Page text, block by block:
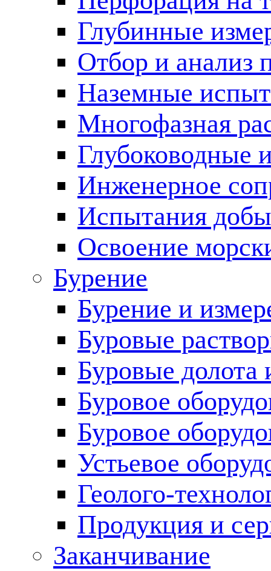
Глубинные
Отбор и анализ
Наземные
Многофазная
Глубоководные
Инженерное
Испытания
Освоение
Бурение
Бурение и
Буровые
Буровые долота
Буровое
Буровое
Устьевое
Геолого-
Продукция и
Заканчивание